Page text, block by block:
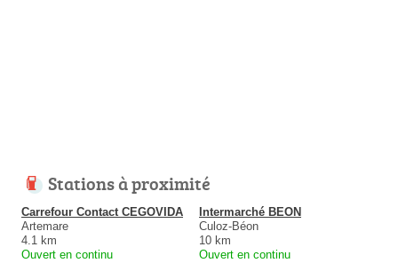
Stations à proximité
Carrefour Contact CEGOVIDA
Artemare
4.1 km
Ouvert en continu
Intermarché BEON
Culoz-Béon
10 km
Ouvert en continu